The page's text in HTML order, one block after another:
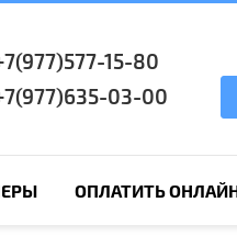
15-80
03-00
ОПЛАТИТЬ